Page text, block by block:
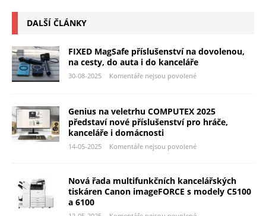
DALŠÍ ČLÁNKY
FIXED MagSafe příslušenství na dovolenou,
na cesty, do auta i do kanceláře
30-08-2025 Komentáře nejsou povolené
Genius na veletrhu COMPUTEX 2025
představí nové příslušenství pro hráče,
kanceláře i domácnosti
14-05-2025 Komentáře nejsou povolené
Nová řada multifunkčních kancelářských
tiskáren Canon imageFORCE s modely C5100
a 6100